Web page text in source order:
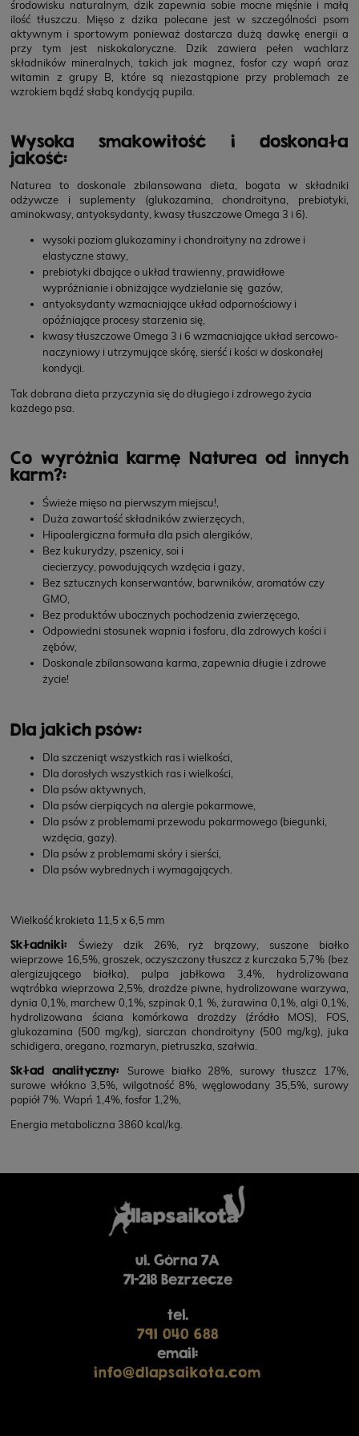
środowisku naturalnym, dzik zapewnia sobie mocne mięśnie i małą
ilość tłuszczu. Mięso z dzika polecane jest w szczególności psom
aktywnym i sportowym ponieważ dostarcza dużą dawkę energii a
przy tym jest niskokaloryczne. Dzik zawiera pełen wachlarz
składników mineralnych, takich jak magnez, fosfor czy wapń oraz
witamin z grupy B, które są niezastąpione przy problemach ze
wzrokiem bądź słabą kondycją pupila.
Wysoka smakowitość i doskonała
jakość:
Naturea to doskonale zbilansowana dieta, bogata w składniki
odżywcze i suplementy (glukozamina, chondroityna, prebiotyki,
aminokwasy, antyoksydanty, kwasy tłuszczowe Omega 3 i 6).
wysoki poziom glukozaminy i chondroityny na zdrowe i
elastyczne stawy,
prebiotyki dbające o układ trawienny, prawidłowe
wypróżnianie i obniżające wydzielanie się gazów,
antyoksydanty wzmacniające układ odpornościowy i
opóźniające procesy starzenia się,
kwasy tłuszczowe Omega 3 i 6 wzmacniające układ sercowo-
naczyniowy i utrzymujące skórę, sierść i kości w doskonałej
kondycji.
Tak dobrana dieta przyczynia się do długiego i zdrowego życia
każdego psa.
Co wyróżnia karmę Naturea od innych
karm?:
Świeże mięso na pierwszym miejscu!,
Duża zawartość składników zwierzęcych,
Hipoalergiczna formuła dla psich alergików,
Bez kukurydzy, pszenicy, soi i
ciecierzycy, powodujących wzdęcia i gazy,
Bez sztucznych konserwantów, barwników, aromatów czy
GMO,
Bez produktów ubocznych pochodzenia zwierzęcego,
Odpowiedni stosunek wapnia i fosforu, dla zdrowych kości i
zębów,
Doskonale zbilansowana karma, zapewnia długie i zdrowe
życie!
Dla jakich psów:
Dla szczeniąt wszystkich ras i wielkości,
Dla dorosłych wszystkich ras i wielkości,
Dla psów aktywnych,
Dla psów cierpiących na alergie pokarmowe,
Dla psów z problemami przewodu pokarmowego (biegunki,
wzdęcia, gazy).
Dla psów z problemami skóry i sierści,
Dla psów wybrednych i wymagających.
Wielkość krokieta 11,5 x 6,5 mm
Składniki:Świeży dzik 26%, ryż brązowy, suszone białko
wieprzowe 16,5%, groszek, oczyszczony tłuszcz z kurczaka 5,7% (bez
alergizującego białka), pulpa jabłkowa 3,4%, hydrolizowana
wątróbka wieprzowa 2,5%, drożdże piwne, hydrolizowane warzywa,
dynia 0,1%, marchew 0,1%, szpinak 0,1 %, żurawina 0,1%, algi 0,1%,
hydrolizowana ściana komórkowa drożdży (źródło MOS), FOS,
glukozamina (500 mg/kg), siarczan chondroityny (500 mg/kg), juka
schidigera, oregano, rozmaryn, pietruszka, szałwia.
Skład analityczny: Surowe białko 28%, surowy tłuszcz 17%,
surowe włókno 3,5%, wilgotność 8%, węglowodany 35,5%, surowy
popiół 7%. Wapń 1,4%, fosfor 1,2%,
Energia metaboliczna 3860 kcal/kg.
ul. Górna 7A
71-218 Bezrzecze
tel.
791 040 688
email:
info@dlapsaikota.com